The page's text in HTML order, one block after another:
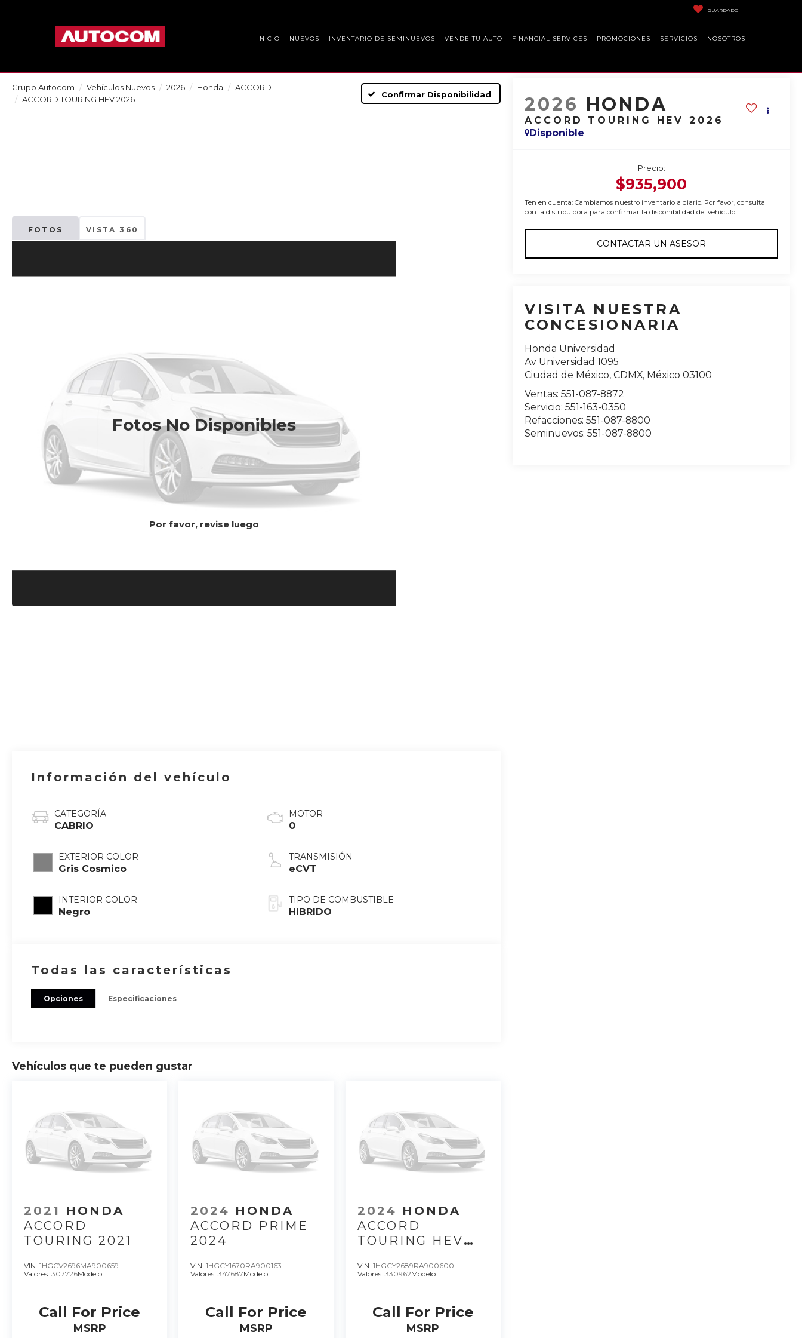
GUARDADO
INICIO NUEVOS INVENTARIO DE SEMINUEVOS VENDE TU AUTO FINANCIAL SERVICES PROMOCIONES SERVICIOS NOSOTROS
Grupo Autocom Vehículos Nuevos 2026 Honda
ACCORD
ACCORD TOURING HEV 2026
Confirmar Disponibilidad
FOTOS VISTA 360
Fotos No Disponibles
Por favor, revise luego
2026 HONDA
ACCORD TOURING HEV 2026
Disponible
Precio:
$935,900
Ten en cuenta: Cambiamos nuestro inventario a diario. Por favor, consulta
con la distribuidora para confirmar la disponibilidad del vehículo.
CONTACTAR UN ASESOR
VISITA NUESTRA
CONCESIONARIA
Honda Universidad
Av Universidad 1095
Ciudad de México,CDMX, México 03100
Ventas:551-087-8872
Servicio:551-163-0350
Refacciones:551-087-8800
Seminuevos:551-087-8800
Información del vehículo
CATEGORÍA
CABRIO
EXTERIOR COLOR
Gris Cosmico
INTERIOR COLOR
Negro
MOTOR
0
TRANSMISIÓN
eCVT
TIPO DE COMBUSTIBLE
HIBRIDO
Todas las características
Opciones Especificaciones
Vehículos que te pueden gustar
2021
HONDA
ACCORD
TOURING 2021
VIN: 1HGCV2696MA900659
Valores: 307726Modelo:
Call For Price
MSRP
2024 HONDA
ACCORD PRIME
2024
VIN:1HGCY1670RA900163
Valores:347687Modelo:
Call For Price
MSRP
2024 HONDA
ACCORD
TOURING HEV
VIN: 1HGCY2689RA900600
Valores: 330962Modelo:
Call For Price
MSRP